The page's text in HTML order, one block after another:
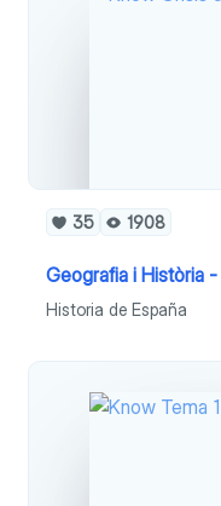
35 1908
Geografia i Història -
Historia de España